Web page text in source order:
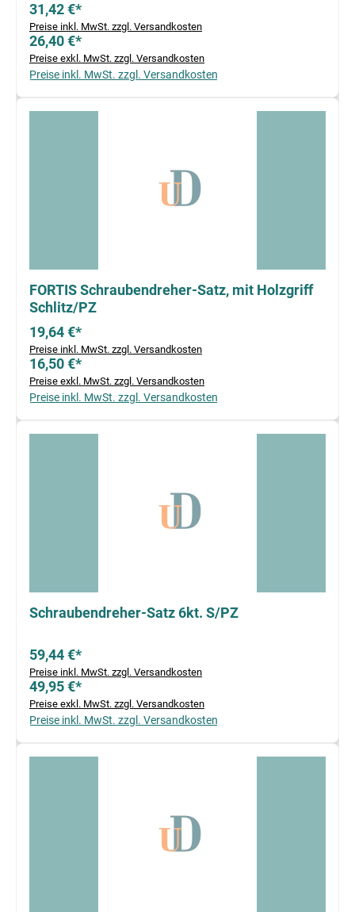
31,42 €*
Preise inkl. MwSt. zzgl. Versandkosten
26,40 €*
Preise exkl. MwSt. zzgl. Versandkosten
Preise inkl. MwSt. zzgl. Versandkosten
FORTIS Schraubendreher-Satz, mit Holzgriff
Schlitz/PZ
19,64 €*
Preise inkl. MwSt. zzgl. Versandkosten
16,50 €*
Preise exkl. MwSt. zzgl. Versandkosten
Preise inkl. MwSt. zzgl. Versandkosten
Schraubendreher-Satz 6kt. S/PZ
59,44 €*
Preise inkl. MwSt. zzgl. Versandkosten
49,95 €*
Preise exkl. MwSt. zzgl. Versandkosten
Preise inkl. MwSt. zzgl. Versandkosten